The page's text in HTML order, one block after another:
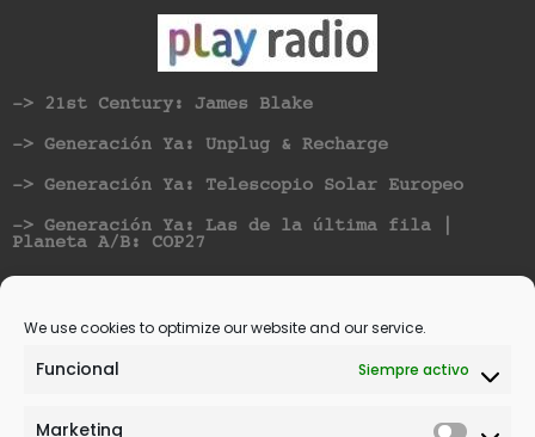
We use cookies to optimize our website and our service.
Funcional Siempre activo
Marketing
-> 21st Century: James Blake
-> Generación Ya: Unplug & Recharge
-> Generación Ya: Telescopio Solar Europeo
-> Generación Ya: Las de la última fila |
Planeta A/B: COP27
Vicious Music Awards